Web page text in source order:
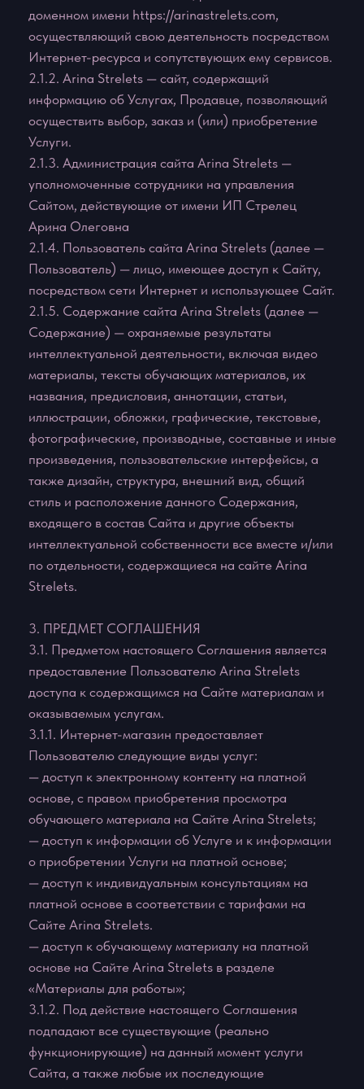
посредством сети Интернет и использующее Сайт.
2.1.5. Содержание сайта Arina Strelets (далее —
Содержание) — охраняемые результаты
интеллектуальной деятельности, включая видео
материалы, тексты обучающих материалов, их
названия, предисловия, аннотации, статьи,
иллюстрации, обложки, графические, текстовые,
фотографические, производные, составные и иные
произведения, пользовательские интерфейсы, а
также дизайн, структура, внешний вид, общий
стиль и расположение данного Содержания,
входящего в состав Сайта и другие объекты
интеллектуальной собственности все вместе и/или
по отдельности, содержащиеся на сайте Arina
Strelets.
3. ПРЕДМЕТ СОГЛАШЕНИЯ
3.1. Предметом настоящего Соглашения является
предоставление Пользователю Arina Strelets
доступа к содержащимся на Сайте материалам и
оказываемым услугам.
3.1.1. Интернет-магазин предоставляет
Пользователю следующие виды услуг:
— доступ к электронному контенту на платной
основе, с правом приобретения просмотра
обучающего материала на Сайте Arina Strelets;
— доступ к информации об Услуге и к информации
о приобретении Услуги на платной основе;
— доступ к индивидуальным консультациям на
платной основе в соответствии с тарифами на
Сайте Arina Strelets.
— доступ к обучающему материалу на платной
основе на Сайте Arina Strelets в разделе
«Материалы для работы»;
3.1.2. Под действие настоящего Соглашения
подпадают все существующие (реально
функционирующие) на данный момент услуги
Сайта, а также любые их последующие
модификации и появляющиеся в дальнейшем
предоставляется на бесплатной основе.
3.3. Настоящее Соглашение является публичной
офертой. Получая доступ к Сайту Пользователь
считается присоединившимся к настоящему
3.4. Использование материалов и сервисов Сайта
регулируется нормами действующего
законодательства РФ.
4. ПРАВА И ОБЯЗАННОСТИ СТОРОН
4.1. Администрация сайта вправе:
4.1.1. Изменять правила пользования Сайтом, а
также изменять содержание данного Сайта.
Изменения вступают в силу с момента публикации
новой редакции Соглашения на Сайте.
4.1.2. Ограничить доступ к Сайту в случае
нарушения Пользователем условий настоящего
Соглашения.
4.1.3. Изменять размер оплаты, взимаемый за
сайта Онлайн Школы. Изменение стоимости не
будет распространяться на Пользователей,
имеющих оплаченный контент к моменту
изменения размера оплаты, за исключением
случаев, особо оговоренных Администрацией
сайта Онлайн Школы.
4.2.1. Получить доступ к оплаченной части
контента Сайта после соблюдения требований о
регистрации и оплате.
4.2.2. Пользоваться всеми имеющимися на Сайте